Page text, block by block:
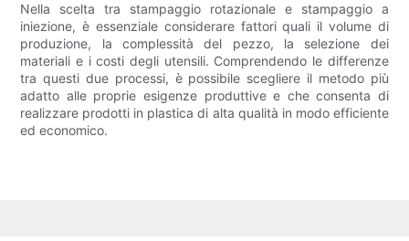
Nella scelta tra stampaggio rotazionale e stampaggio a
iniezione, è essenziale considerare fattori quali il volume di
produzione, la complessità del pezzo, la selezione dei
materiali e i costi degli utensili. Comprendendo le differenze
tra questi due processi, è possibile scegliere il metodo più
adatto alle proprie esigenze produttive e che consenta di
realizzare prodotti in plastica di alta qualità in modo efficiente
ed economico.